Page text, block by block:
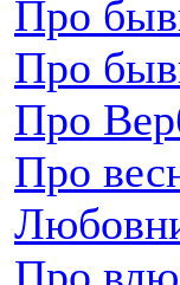
Про
Про
Про
Про